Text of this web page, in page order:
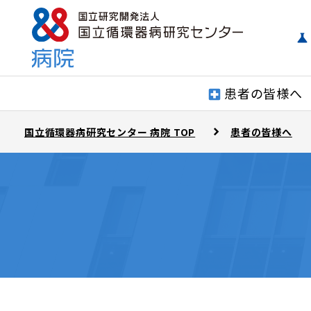
患者の皆様へ
国立循環器病研究センター 病院 TOP 患者の皆様へ